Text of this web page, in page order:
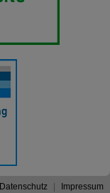
Datenschutz Impressum